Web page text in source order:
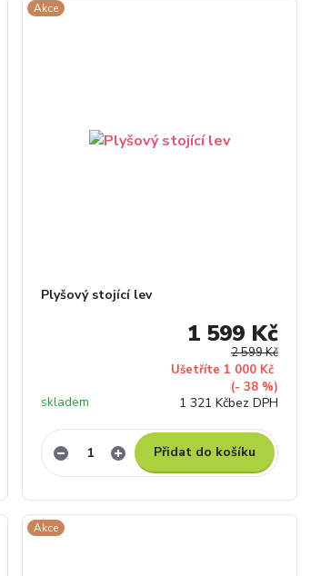
Akce
Plyšový stojící lev
2 599 Kč
Ušetříte 1 000 Kč
(- 38 %)
1 599 Kč
1 321 Kčbez DPH
skladem
Přidat do košíku
Akce